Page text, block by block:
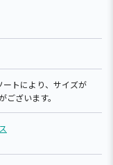
トにより、サイズが
ございます。